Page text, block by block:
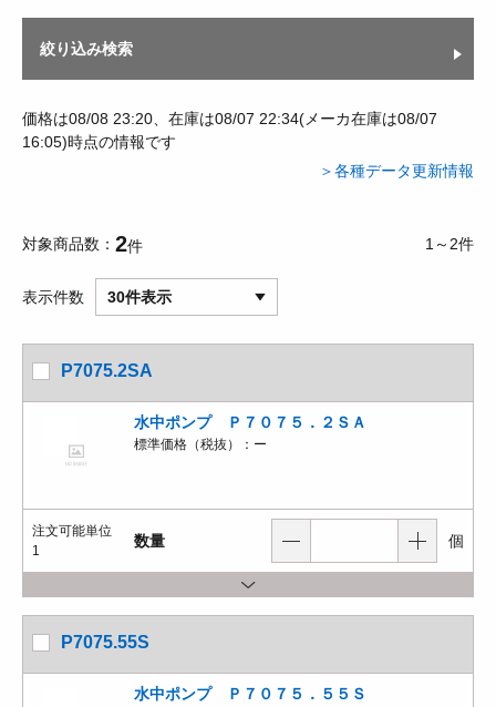
絞り込み検索
価格は08/08 23:20、在庫は08/07 22:34(メーカ在庫は08/07
16:05)時点の情報です
＞各種データ更新情報
対象商品数 2件 1～2件
表示件数 30件表示
P7075.2SA
水中ポンプ Ｐ７０７５．２ＳＡ
標準価格（税抜）： ー
注文可能単位
1
数量 個
P7075.55S
水中ポンプ Ｐ７０７５．５５Ｓ